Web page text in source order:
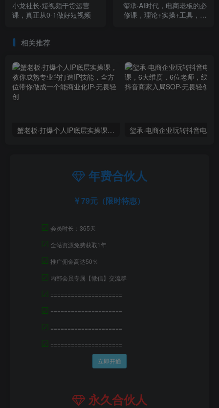
小龙社长·短视频干货运营
课，真正从0-1做好短视频
玺承·AI时代，电商老板的必
修课，理论+实操+工具，驱
相关推荐
蟹老板·打爆个人IP底层实操课，教你成熟专业的打造IP技能，全方位带你做成一个能商业化IP
年费合伙人
79元（限时特惠）
☑ 会员时长：365天
☑ 全站资源免费获取1年
☑ 推广佣金高达50％
☑ 内部会员专属【微信】交流群
☑ =====================
☑ =====================
☑ =====================
☑ =====================
立即开通
永久合伙人